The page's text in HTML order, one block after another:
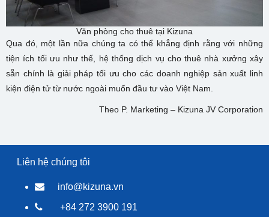
Văn phòng cho thuê tại Kizuna
Qua đó, một lần nữa chúng ta có thể khẳng định rằng với những
tiện ích tối ưu như thế, hệ thống dịch vụ cho thuê nhà xưởng xây
sẵn chính là giải pháp tối ưu cho các doanh nghiệp sản xuất linh
kiện điện tử từ nước ngoài muốn đầu tư vào Việt Nam.
Theo P. Marketing – Kizuna JV Corporation
Liên hệ chúng tôi
info@kizuna.vn
+84 272 3900 191